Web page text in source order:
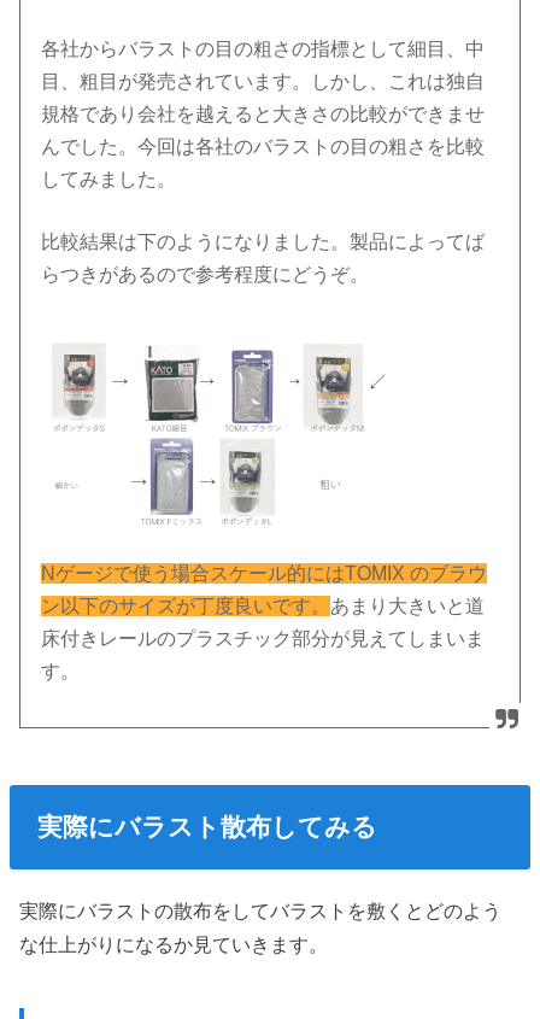
各社からバラストの目の粗さの指標として細目、中
目、粗目が発売されています。しかし、これは独自
規格であり会社を越えると大きさの比較ができませ
んでした。今回は各社のバラストの目の粗さを比較
してみました。
比較結果は下のようになりました。製品によってば
らつきがあるので参考程度にどうぞ。
Nゲージで使う場合スケール的にはTOMIX のブラウ
ン以下のサイズが丁度良いです。 あまり大きいと道
床付きレールのプラスチック部分が見えてしまいま
す。
実際にバラスト散布してみる
実際にバラストの散布をしてバラストを敷くとどのよう
な仕上がりになるか見ていきます。